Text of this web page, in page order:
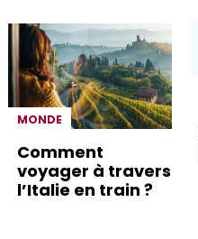
MONDE
Comment
voyager à travers
l’Italie en train ?